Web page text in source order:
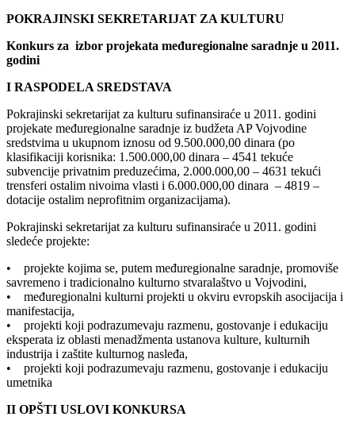
POKRAJINSKI SEKRETARIJAT ZA KULTURU
Konkurs za izbor projekata međuregionalne saradnje u 2011.
godini
I RASPODELA SREDSTAVA
Pokrajinski sekretarijat za kulturu sufinansiraće u 2011. godini
projekate međuregionalne saradnje iz budžeta AP Vojvodine
sredstvima u ukupnom iznosu od 9.500.000,00 dinara (po
klasifikaciji korisnika: 1.500.000,00 dinara – 4541 tekuće
subvencije privatnim preduzećima, 2.000.000,00 – 4631 tekući
trensferi ostalim nivoima vlasti i 6.000.000,00 dinara – 4819 –
dotacije ostalim neprofitnim organizacijama).
Pokrajinski sekretarijat za kulturu sufinansiraće u 2011. godini
sledeće projekte:
• projekte kojima se, putem međuregionalne saradnje, promoviše
savremeno i tradicionalno kulturno stvaralaštvo u Vojvodini,
• međuregionalni kulturni projekti u okviru evropskih asocijacija i
manifestacija,
• projekti koji podrazumevaju razmenu, gostovanje i edukaciju
eksperata iz oblasti menadžmenta ustanova kulture, kulturnih
industrija i zaštite kulturnog nasleđa,
• projekti koji podrazumevaju razmenu, gostovanje i edukaciju
umetnika
II OPŠTI USLOVI KONKURSA